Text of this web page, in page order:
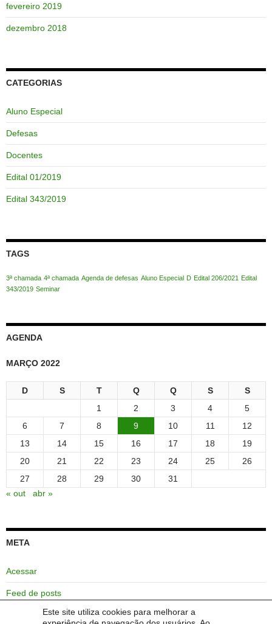
Este site utiliza cookies para melhorar a
fevereiro 2019
dezembro 2018
CATEGORIAS
Aluno Especial
Defesas
Docentes
Edital 01/2019
Edital 343/2019
TAGS
3ª chamada 4ª chamada Agenda de defesas Aluno Especial D Edital 206/2021 Edital
343/2019 Seminar
AGENDA
MARÇO 2022
D S T Q Q S
S
1
2 3 4
5
6
7 8 9 10 11
12
13
14 15 16 17 18
19
20
21 22 23 24 25
26
27
28 29 30
31
« out
abr »
META
Acessar
Feed de posts
Feed de comentários